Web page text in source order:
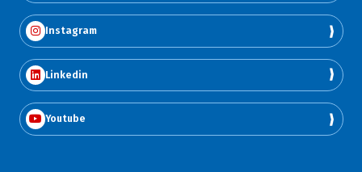
Instagram
Linkedin
Youtube